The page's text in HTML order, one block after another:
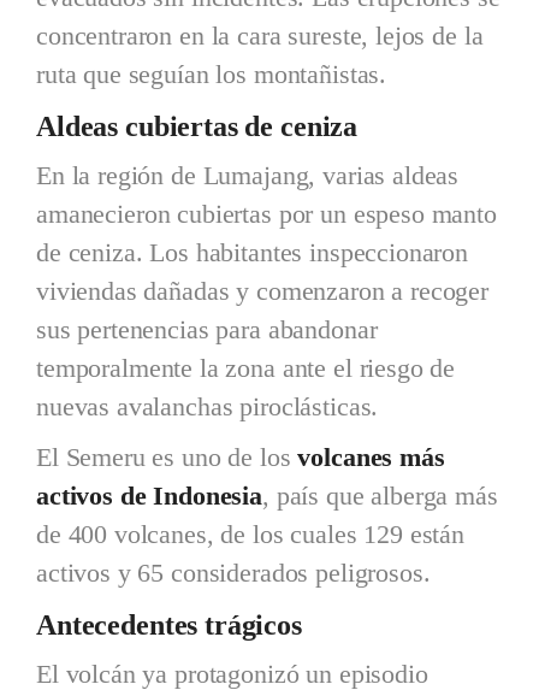
concentraron en la cara sureste, lejos de la
ruta que seguían los montañistas.
Aldeas cubiertas de ceniza
En la región de Lumajang, varias aldeas
amanecieron cubiertas por un espeso manto
de ceniza. Los habitantes inspeccionaron
viviendas dañadas y comenzaron a recoger
sus pertenencias para abandonar
temporalmente la zona ante el riesgo de
nuevas avalanchas piroclásticas.
El Semeru es uno de losvolcanes más
activos de Indonesia, país que alberga más
de 400 volcanes, de los cuales 129 están
activos y 65 considerados peligrosos.
Antecedentes trágicos
El volcán ya protagonizó un episodio